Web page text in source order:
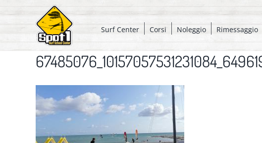
contenuto
Surf Center Corsi Noleggio Rimessaggio